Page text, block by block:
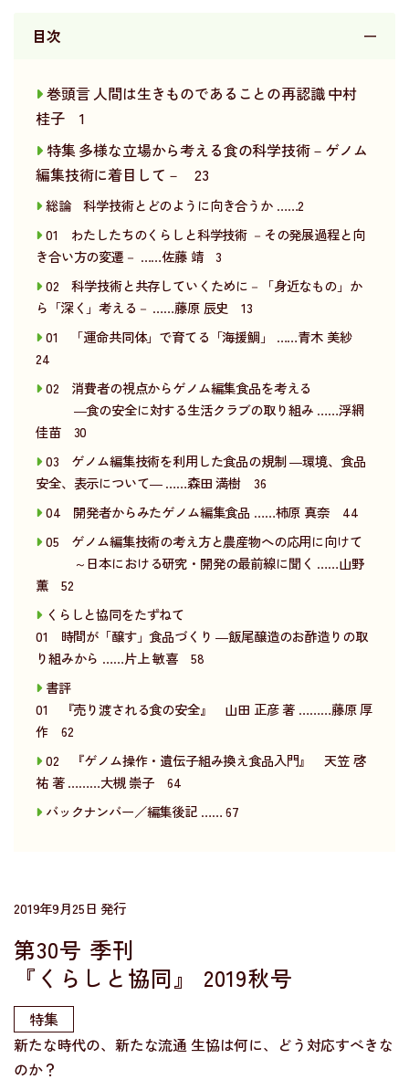
目次 ー
巻頭言 人間は生きものであることの再認識 中村
桂子 1
特集 多様な立場から考える食の科学技術－ゲノム
編集技術に着目して－ 23
総論 科学技術とどのように向き合うか ……2
01 わたしたちのくらしと科学技術 －その発展過程と向
き合い方の変遷－ ……佐藤 靖 3
02 科学技術と共存していくために－「身近なもの」か
ら「深く」考える－ ……藤原 辰史 13
01 「運命共同体」で育てる「海援鯛」 ……青木 美紗
24
02 消費者の視点からゲノム編集食品を考える
―食の安全に対する生活クラブの取り組み ……浮網
佳苗 30
03 ゲノム編集技術を利用した食品の規制 ―環境、食品
安全、表示について― ……森田 満樹 36
04 開発者からみたゲノム編集食品 ……柿原 真奈 44
05 ゲノム編集技術の考え方と農産物への応用に向けて
～日本における研究・開発の最前線に聞く ……山野
薫 52
くらしと協同をたずねて
01 時間が「醸す」食品づくり ―飯尾醸造のお酢造りの取
り組みから ……片上 敏喜 58
書評
01 『売り渡される食の安全』 山田 正彦 著 ………藤原 厚
作 62
02 『ゲノム操作・遺伝子組み換え食品入門』 天笠 啓
祐 著 ………大槻 崇子 64
バックナンバー／編集後記 …… 67
2019年9月25日 発行
第30号 季刊
『くらしと協同』
2019秋号
特集
新たな時代の、新たな流通 生協は何に、どう対応すべきな
のか？